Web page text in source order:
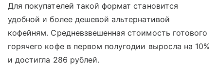
Для покупателей такой формат становится
удобной и более дешевой альтернативой
кофейням. Средневзвешенная стоимость готового
горячего кофе в первом полугодии выросла на 10%
и достигла 286 рублей.